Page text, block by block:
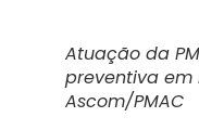
Atuação da
preventiva em
Ascom/PMAC